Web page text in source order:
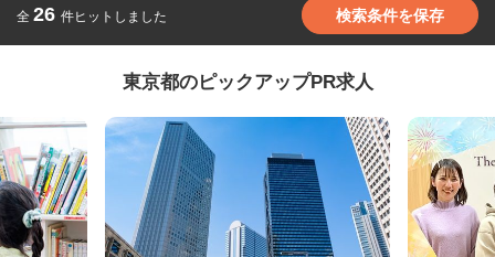
全 26 件ヒットしました 検索条件を保存
東京都のピックアップPR求人